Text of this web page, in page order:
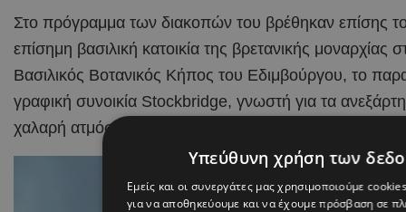
Στο πρόγραμμα των διακοπών του βρέθηκαν επίσης
επίσημη βασιλική κατοικία της βρετανικής
Βασιλικός Βοτανικός Κήπος του Εδιμβούργου, το
γραφική συνοικία Stockbridge, γνωστή για τα
χαλαρή ατμόσφαιρά της.
Υπεύθυνη χρήση των
Εμείς και οι συνεργάτες μας χρησιμοποιούμε
για να αποθηκεύουμε και να έχουμε πρόσβαση σε